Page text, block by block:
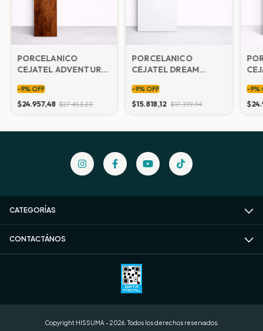
PORCELANICO
CEJATEL ADVENTURE
-9% OFF
$24.957,48 $27.453,23
PORCELANICO
CEJATEL DREAM
-9% OFF
$15.818,12 $17.399,94
-9%
CATEGORÍAS
CONTACTÁNOS
Copyright HISSUMA - 2026. Todos los derechos reservados.